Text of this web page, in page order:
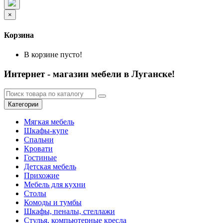
×
Корзина
В корзине пусто!
Интернет - магазин мебели в Луганске!
Категории
Мягкая мебель
Шкафы-купе
Спальни
Кровати
Гостиные
Детская мебель
Прихожие
Мебель для кухни
Столы
Комоды и тумбы
Шкафы, пеналы, стеллажи
Стулья, компьютерные кресла